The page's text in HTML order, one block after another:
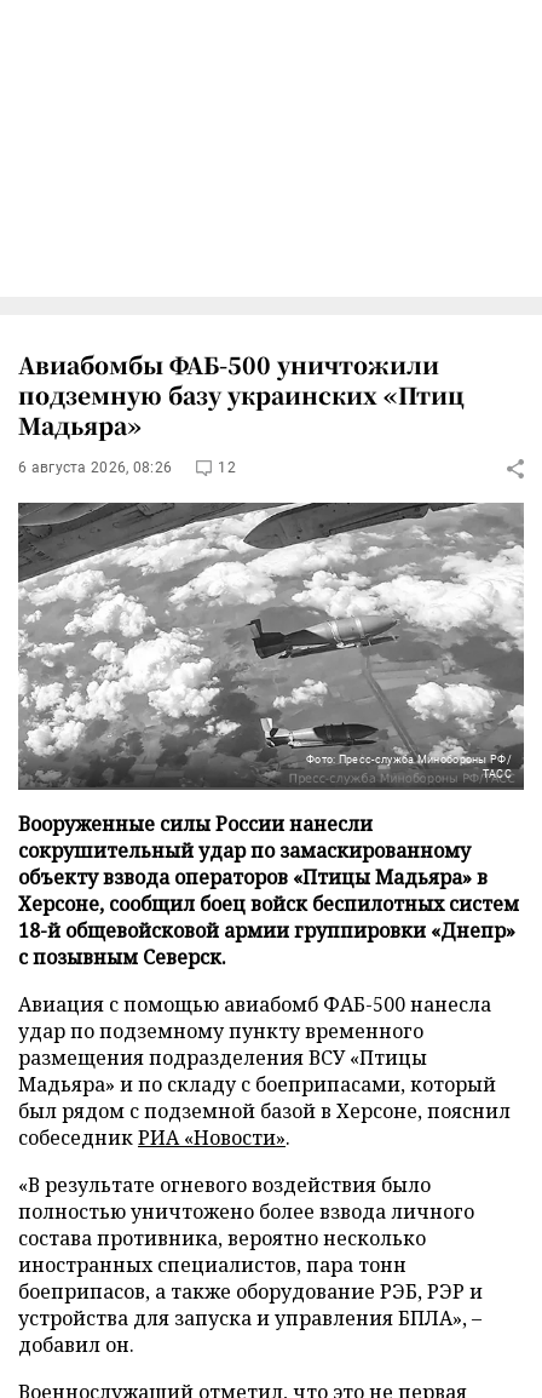
Авиабомбы ФАБ-500 уничтожили
подземную базу украинских «Птиц
Мадьяра»
6 августа 2026, 08:26 12
Фото: Пресс-служба Минобороны РФ/
ТАСС
Вооруженные силы России нанесли
сокрушительный удар по замаскированному
объекту взвода операторов «Птицы Мадьяра» в
Херсоне, сообщил боец войск беспилотных систем
18-й общевойсковой армии группировки «Днепр»
с позывным Северск.
Авиация с помощью авиабомб ФАБ-500 нанесла
удар по подземному пункту временного
размещения подразделения ВСУ «Птицы
Мадьяра» и по складу с боеприпасами, который
был рядом с подземной базой в Херсоне, пояснил
собеседникРИА «Новости».
«В результате огневого воздействия было
полностью уничтожено более взвода личного
состава противника, вероятно несколько
иностранных специалистов, пара тонн
боеприпасов, а также оборудование РЭБ, РЭР и
устройства для запуска и управления БПЛА», –
добавил он.
Военнослужащий отметил, что это не первая